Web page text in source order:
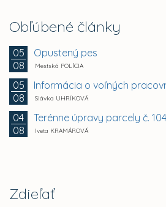
Obľúbené články
05
08
Opustený pes
Mestská POLÍCIA
05
08
Informácia o voľných
Slávka UHRÍKOVÁ
04
08
Terénne úpravy parcely č.
Iveta KRAMÁROVÁ
Zdieľať